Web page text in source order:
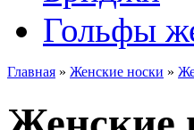
Гольфы
Главная » Женские носки »